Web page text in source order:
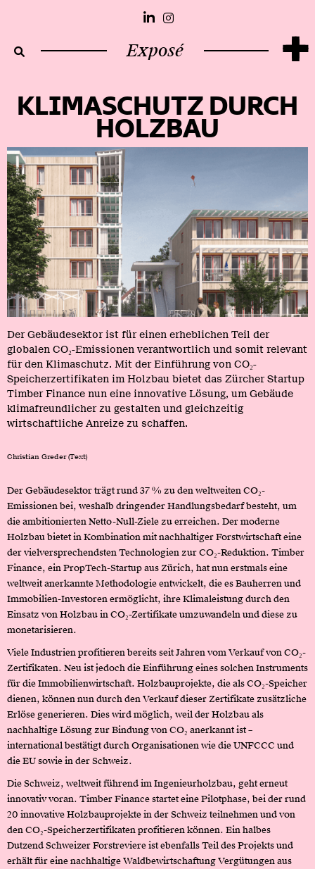
Exposé +
KLIMASCHUTZ DURCH
HOLZBAU
Der Gebäudesektor ist für einen erheblichen Teil der
globalen CO₂-Emissionen verantwortlich und somit relevant
für den Klimaschutz. Mit der Einführung von CO₂-
Speicherzertifikaten im Holzbau bietet das Zürcher Startup
Timber Finance nun eine innovative Lösung, um Gebäude
klimafreundlicher zu gestalten und gleichzeitig
wirtschaftliche Anreize zu schaffen.
Christian Greder (Text)
Der Gebäudesektor trägt rund 37 % zu den weltweiten CO₂-
Emissionen bei, weshalb dringender Handlungsbedarf besteht, um
die ambitionierten Netto-Null-Ziele zu erreichen. Der moderne
Holzbau bietet in Kombination mit nachhaltiger Forstwirtschaft eine
der vielversprechendsten Technologien zur CO₂-Reduktion. Timber
Finance, ein PropTech-Startup aus Zürich, hat nun erstmals eine
weltweit anerkannte Methodologie entwickelt, die es Bauherren und
Immobilien-Investoren ermöglicht, ihre Klimaleistung durch den
Einsatz von Holzbau in CO₂-Zertifikate umzuwandeln und diese zu
monetarisieren.
Viele Industrien profitieren bereits seit Jahren vom Verkauf von CO₂-
Zertifikaten. Neu ist jedoch die Einführung eines solchen Instruments
für die Immobilienwirtschaft. Holzbauprojekte, die als CO₂-Speicher
dienen, können nun durch den Verkauf dieser Zertifikate zusätzliche
Erlöse generieren. Dies wird möglich, weil der Holzbau als
nachhaltige Lösung zur Bindung von CO₂ anerkannt ist –
international bestätigt durch Organisationen wie die UNFCCC und
die EU sowie in der Schweiz.
Die Schweiz, weltweit führend im Ingenieurholzbau, geht erneut
innovativ voran. Timber Finance startet eine Pilotphase, bei der rund
20 innovative Holzbauprojekte in der Schweiz teilnehmen und von
den CO₂-Speicherzertifikaten profitieren können. Ein halbes
Dutzend Schweizer Forstreviere ist ebenfalls Teil des Projekts und
erhält für eine nachhaltige Waldbewirtschaftung Vergütungen aus